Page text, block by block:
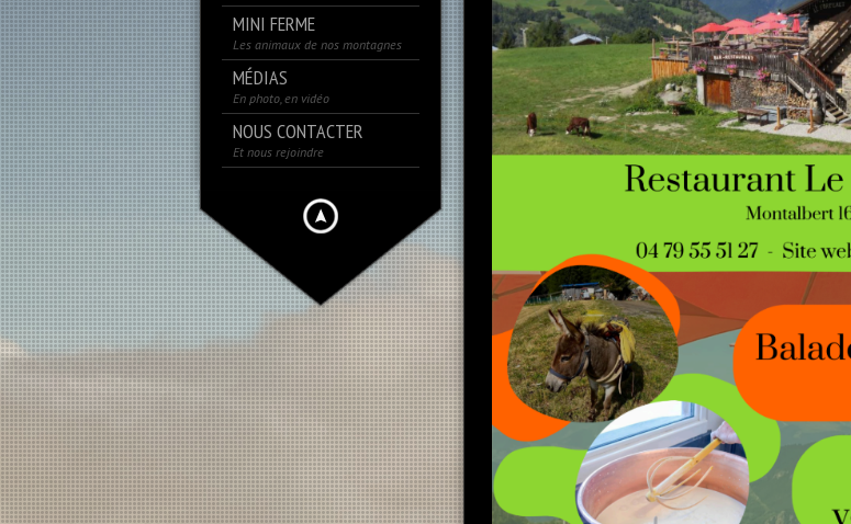
MINI FERME
Les animaux de nos montagnes
MÉDIAS
En photo, en vidéo
NOUS CONTACTER
Et nous rejoindre